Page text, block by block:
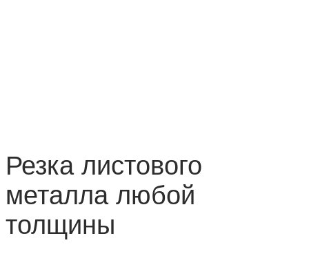
Резка листового
металла любой
толщины